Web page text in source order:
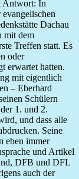
Antwort: In
Dachau
mit dem
Treffen statt. Es
oder
erwartet hatten.
mit eigentlich
– Eberhard
Schülern
1. und 2.
und dass alle
Seine
eben immer
und Artikel
DFB und DFL
auch der